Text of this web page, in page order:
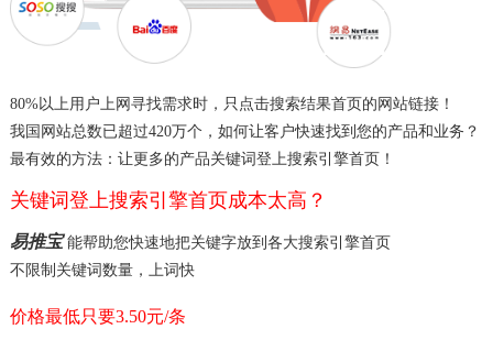
80%以上用户上网寻找需求时，只点击搜索结果首页的网站链接！
我国网站总数已超过420万个，如何让客户快速找到您的产品和业务？
最有效的方法：让更多的产品关键词登上搜索引擎首页！
关键词登上搜索引擎首页成本太高？
易推宝能帮助您快速地把关键字放到各大搜索引擎首页
不限制关键词数量，上词快
价格最低只要3.50元/条